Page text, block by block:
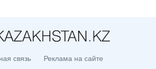
связь Реклама на сайте